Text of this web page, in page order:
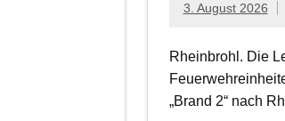
3. August 2026
Rheinbrohl. Die
„Brand 2“ nach